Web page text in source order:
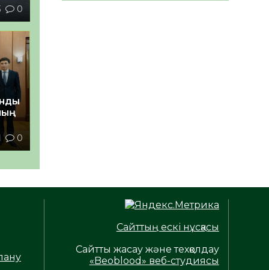
0
0
Сайттың ескі нұсқасы
Сайтты жасау және техқолдау
«Beoblood» веб-студиясы